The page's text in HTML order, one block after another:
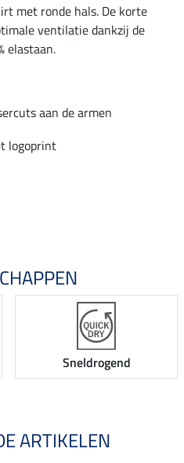
met ronde hals. De korte
ventilatie dankzij de
elastaan.
aan de armen
logoprint
Sneldrogend
ARTIKELEN